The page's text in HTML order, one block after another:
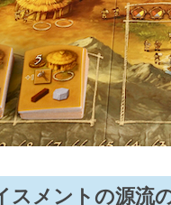
スメントの源流